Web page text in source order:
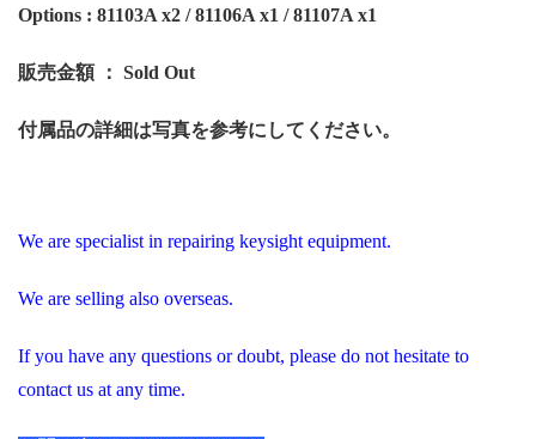
Options : 81103A x2 / 81106A x1 / 81107A x1
販売金額 ： Sold Out
付属品の詳細は写真を参考にしてください。
We are specialist in repairing keysight equipment.
We are selling also overseas.
If you have any questions or doubt, please do not hesitate to
contact us at any time.